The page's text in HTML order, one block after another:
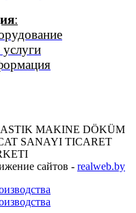
:
MAKINE DÖKÜM
SANAYI TICARET
сайтов - realweb.by